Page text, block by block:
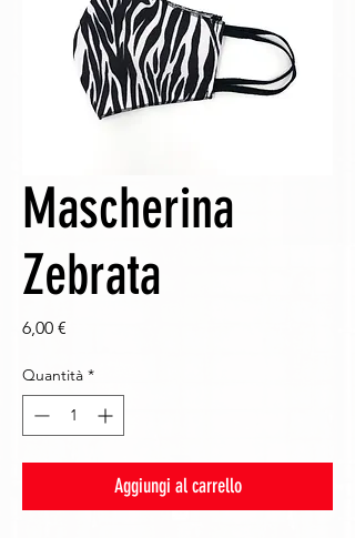
Mascherina
Zebrata
6,00 €
Quantità *
Aggiungi al carrello